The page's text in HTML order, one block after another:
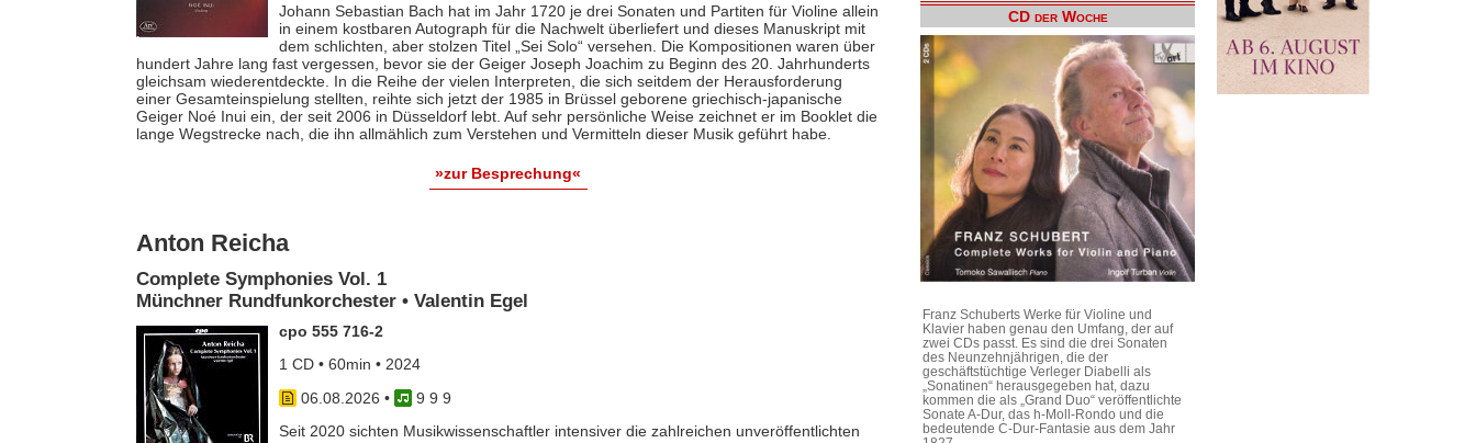
Johann Sebastian Bach hat im Jahr 1720 je drei Sonaten und Partiten für Violine allein
in einem kostbaren Autograph für die Nachwelt überliefert und dieses Manuskript mit
dem schlichten, aber stolzen Titel „Sei Solo“ versehen. Die Kompositionen waren über
hundert Jahre lang fast vergessen, bevor sie der Geiger Joseph Joachim zu Beginn des 20. Jahrhunderts
gleichsam wiederentdeckte. In die Reihe der vielen Interpreten, die sich seitdem der Herausforderung
einer Gesamteinspielung stellten, reihte sich jetzt der 1985 in Brüssel geborene griechisch-japanische
Geiger Noé Inui ein, der seit 2006 in Düsseldorf lebt. Auf sehr persönliche Weise zeichnet er im Booklet die
lange Wegstrecke nach, die ihn allmählich zum Verstehen und Vermitteln dieser Musik geführt habe.
»zur Besprechung«
Anton Reicha
Complete Symphonies Vol. 1
Münchner Rundfunkorchester • Valentin Egel
cpo 555 716-2
1 CD • 60min • 2024
06.08.2026 •
9 9 9
Seit 2020 sichten Musikwissenschaftler intensiver die zahlreichen unveröffentlichten
CD der Woche
Franz Schuberts Werke für Violine und
Klavier haben genau den Umfang, der auf
zwei CDs passt. Es sind die drei Sonaten
des Neunzehnjährigen, die der
geschäftstüchtige Verleger Diabelli als
„Sonatinen“ herausgegeben hat, dazu
kommen die als „Grand Duo“ veröffentlichte
Sonate A-Dur, das h-Moll-Rondo und die
bedeutende C-Dur-Fantasie aus dem Jahr